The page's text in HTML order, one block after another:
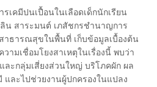
เคมีปนเปื้อนในเลือดเด็กนักเรียน
น สาระมนต์ เภสัชกรชำนาญการ
าธารณสุขในพื้นที่ เก็บข้อมูลเบื้องต้น
ามเชื่อมโยงสาเหตุในเรื่องนี้ พบว่า
ละกลุ่มเสี่ยงส่วนใหญ่ บริโภคผัก ผล
และไปช่วยงานผู้ปกครองในแปลง